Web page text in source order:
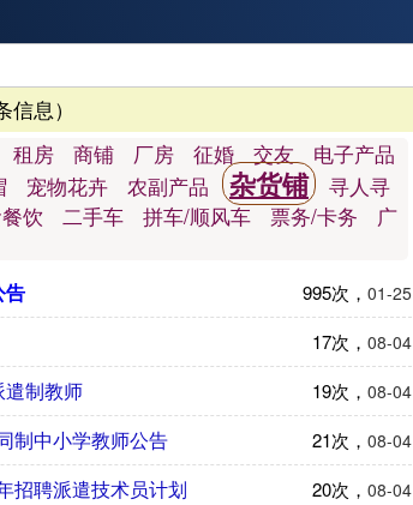
息）
租房 商铺 厂房 征婚 交友
电子产品
宠物花卉 农副产品 杂货铺
寻人寻
饮 二手车 拼车/顺风车 票务/卡务
广
01-25
995次，
告
08-04
17次，
08-04
19次，
制教师
08-04
21次，
制中小学教师公告
08-04
20次，
招聘派遣技术员计划